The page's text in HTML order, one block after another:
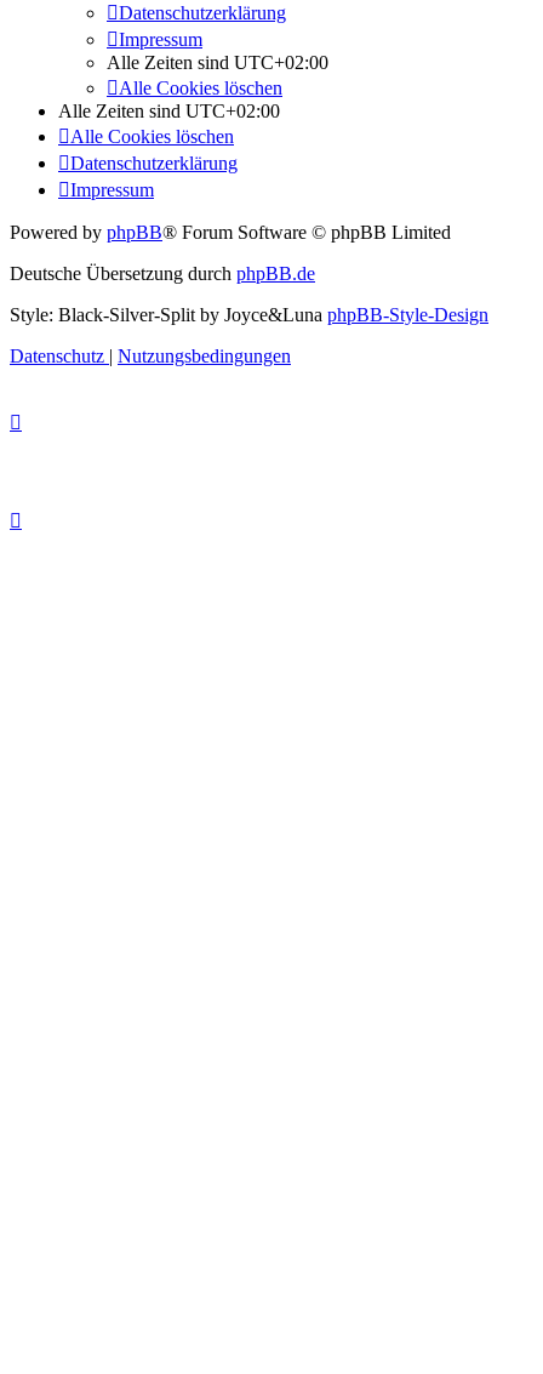
Datenschutzerklärung
Impressum
Alle Zeiten sind UTC+02:00
Alle Cookies löschen
Alle Zeiten sind UTC+02:00
Alle Cookies löschen
Datenschutzerklärung
Impressum
Powered by phpBB® Forum Software © phpBB Limited
Deutsche Übersetzung durch phpBB.de
Style: Black-Silver-Split by Joyce&Luna phpBB-Style-Design
Datenschutz | Nutzungsbedingungen